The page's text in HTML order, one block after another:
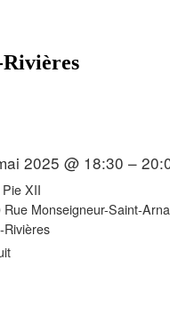
2025 @ 18:30 –
XII
Rue Monseigneur-Saint-
Rivières